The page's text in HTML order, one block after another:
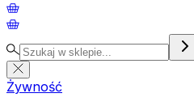
Żywność